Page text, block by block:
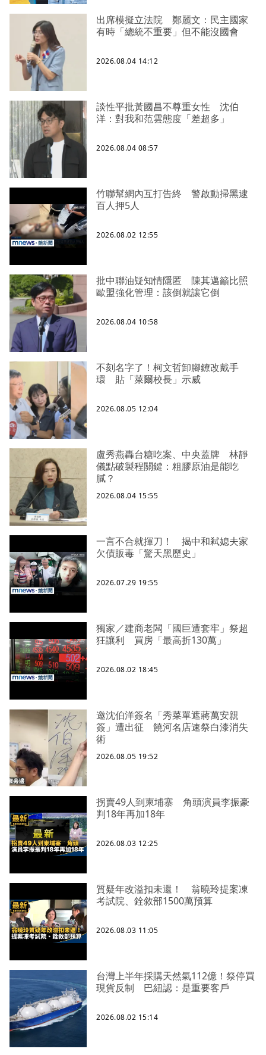
出席模擬立法院 鄭麗文：民主國家
有時「總統不重要」但不能沒國會
2026.08.04 14:12
談性平批黃國昌不尊重女性 沈伯
洋：對我和范雲態度「差超多」
2026.08.04 08:57
竹聯幫網內互打告終 警啟動掃黑逮
百人押5人
2026.08.02 12:55
批中聯油疑知情隱匿 陳其邁籲比照
歐盟強化管理：該倒就讓它倒
2026.08.04 10:58
不刻名字了！柯文哲卸腳鐐改戴手
環 貼「萊爾校長」示威
2026.08.05 12:04
盧秀燕轟台糖吃案、中央蓋牌 林靜
儀點破製程關鍵：粗膠原油是能吃
膩？
2026.08.04 15:55
一言不合就揮刀！ 揭中和弒媳夫家
欠債販毒「驚天黑歷史」
2026.07.29 19:55
獨家／建商老闆「國巨遭套牢」祭超
狂讓利 買房「最高折130萬」
2026.08.02 18:45
邀沈伯洋簽名「秀菜單遮蔣萬安親
簽」遭出征 饒河名店速祭白漆消失
術
2026.08.05 19:52
拐賣49人到柬埔寨 角頭演員李振豪
判18年再加18年
2026.08.03 12:25
質疑年改溢扣未還！ 翁曉玲提案凍
考試院、銓敘部1500萬預算
2026.08.03 11:05
台灣上半年採購天然氣112億！祭停買
現貨反制 巴紐認：是重要客戶
2026.08.02 15:14